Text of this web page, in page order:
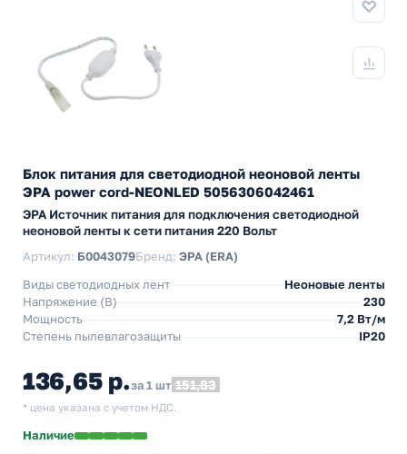
Блок питания для светодиодной неоновой ленты
ЭРА power cord-NEONLED 5056306042461
ЭРА Источник питания для подключения светодиодной
неоновой ленты к сети питания 220 Вольт
Артикул: Б0043079Бренд: ЭРА (ERA)
Виды светодиодных лент
Неоновые ленты
Напряжение (В)
230
Мощность
7,2 Вт/м
Степень пылевлагозащиты
IP20
136,65 р.за 1 шт 151,83
* цена указана с учетом НДС.
Наличие